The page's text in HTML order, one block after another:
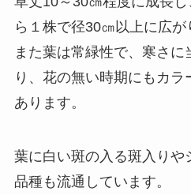
ら１株で径30㎝以上に広が
また葉は常緑性で、寒さ
り、花の無い時期にもカ
あります。
葉に白い斑の入る斑入りや
品種も流通しています。